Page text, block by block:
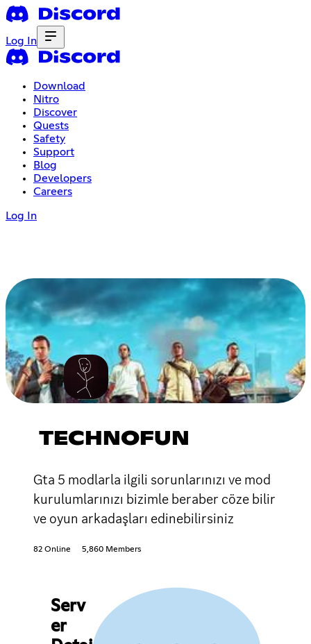
Log In
Download
Nitro
Discover
Quests
Safety
Support
Blog
Developers
Careers
Log In
TECHNOFUN
Gta 5 modlarla ilgili sorunlarınızı ve mod
kurulumlarınızı bizimle beraber cöze bilir
ve oyun arkadaşları edinebilirsiniz
82 Online 5,860 Members
Serv
er